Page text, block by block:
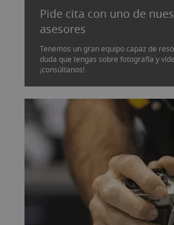
Pide cita con uno de
asesores
Tenemos un gran equipo capaz de
duda que tengas sobre fotografía y
¡consúltanos!.